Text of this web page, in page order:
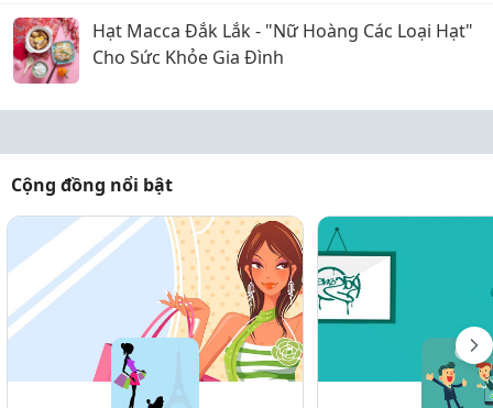
Hạt Macca Đắk Lắk - "Nữ Hoàng Các Loại Hạt"
Cho Sức Khỏe Gia Đình
Cộng đồng nổi bật